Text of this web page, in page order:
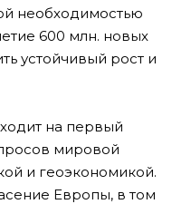
необходимостью
600 млн. новых
устойчивый рост и
на первый
мировой
и геоэкономикой.
Европы, в том